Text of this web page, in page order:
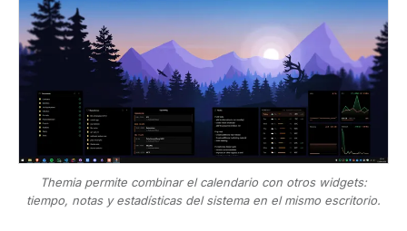
Themia permite combinar el calendario con otros widgets:
tiempo, notas y estadísticas del sistema en el mismo escritorio.